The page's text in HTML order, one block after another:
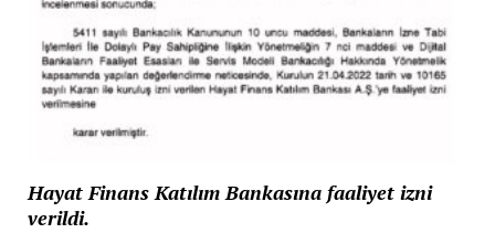
Hayat Finans Katılım Bankasına faaliyet izni
verildi.